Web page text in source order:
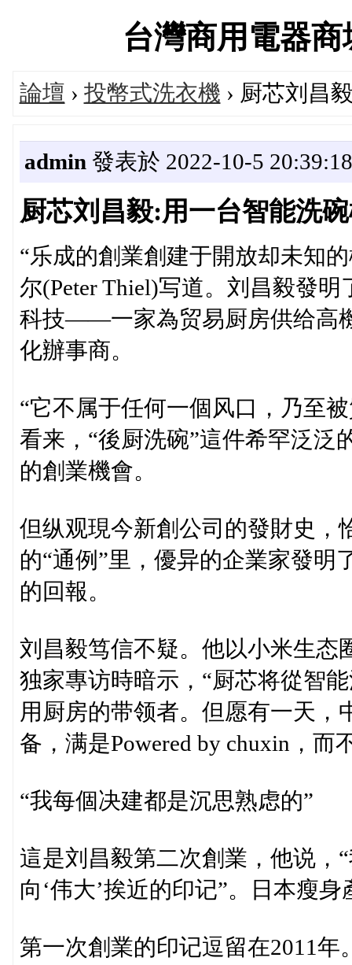
台灣商用電器
論壇 › 投幣式洗衣機 › 厨芯刘昌
admin 發表於 2022-10-5 20:39:18
厨芯刘昌毅:用一台智能洗
“乐成的創業創建于開放却未知
尔(Peter Thiel)写道。刘昌毅發
科技——一家為贸易厨房供给高
化辦事商。
“它不属于任何一個风口，乃至
看来，“後厨洗碗”這件希罕泛泛
的創業機會。
但纵观現今新創公司的發財史，
的“通例”里，優异的企業家發明
的回報。
刘昌毅笃信不疑。他以小米生态
独家專访時暗示，“厨芯将從智
用厨房的带领者。但愿有一天，
备，满是Powered by chuxin，而
“我每個决建都是沉思熟虑的”
這是刘昌毅第二次創業，他说，
向‘伟大’挨近的印记”。日本瘦身
第一次創業的印记逗留在2011